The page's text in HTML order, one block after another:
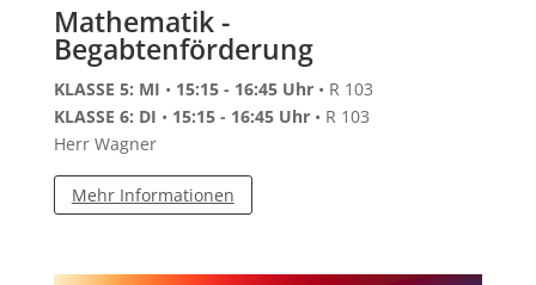
Mathematik -
Begabtenförderung
KLASSE 5: MI • 15:15 - 16:45 Uhr• R 103
KLASSE 6: DI • 15:15 - 16:45 Uhr• R 103
Herr Wagner
Mehr Informationen